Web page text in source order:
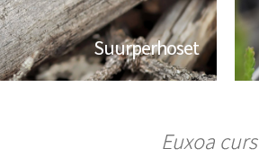
Suurperhoset
Euxoa